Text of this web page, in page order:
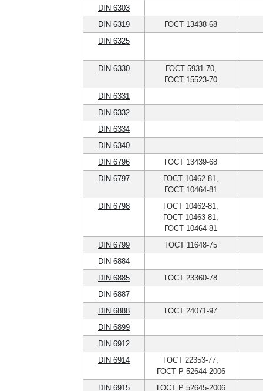
DIN 6303
DIN 6319
ГОСТ 13438-68
DIN 6325
DIN 6330
ГОСТ 5931-70,
ГОСТ 15523-70
DIN 6331
DIN 6332
DIN 6334
DIN 6340
DIN 6796
ГОСТ 13439-68
DIN 6797
ГОСТ 10462-81,
ГОСТ 10464-81
DIN 6798
ГОСТ 10462-81,
ГОСТ 10463-81,
ГОСТ 10464-81
DIN 6799
ГОСТ 11648-75
DIN 6884
DIN 6885
ГОСТ 23360-78
DIN 6887
DIN 6888
ГОСТ 24071-97
DIN 6899
DIN 6912
DIN 6914
ГОСТ 22353-77,
ГОСТ Р 52644-2006
DIN 6915
ГОСТ Р 52645-2006